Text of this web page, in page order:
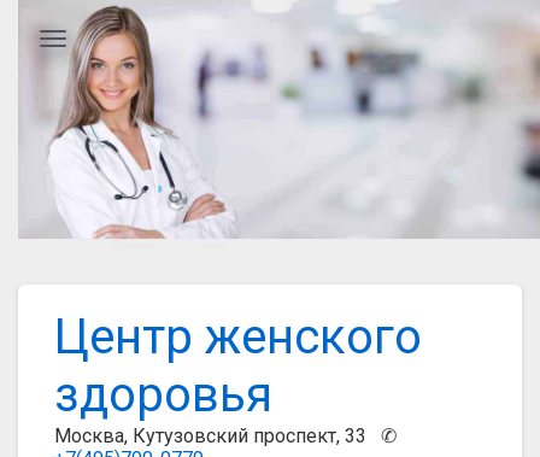
Центр женского
здоровья
Москва, Кутузовский проспект, 33 ✆
Главное меню